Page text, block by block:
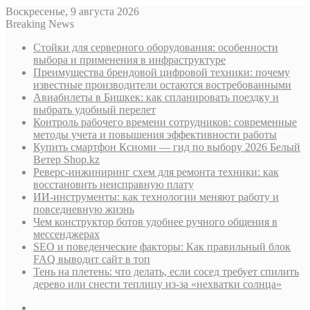
Воскресенье, 9 августа 2026
Breaking News
Стойки для серверного оборудования: особенности
выбора и применения в инфраструктуре
Преимущества брендовой цифровой техники: почему
известные производители остаются востребованными
Авиабилеты в Бишкек: как спланировать поездку и
выбрать удобный перелет
Контроль рабочего времени сотрудников: современные
методы учета и повышения эффективности работы
Купить смартфон Ксиоми — гид по выбору 2026 Белый
Ветер Shop.kz
Реверс-инжиниринг схем для ремонта техники: как
восстановить неисправную плату
ИИ-инструменты: как технологии меняют работу и
повседневную жизнь
Чем конструктор ботов удобнее ручного общения в
мессенджерах
SEO и поведенческие факторы: Как правильный блок
FAQ выводит сайт в топ
Тень на плетень: что делать, если сосед требует спилить
дерево или снести теплицу из-за «нехватки солнца»